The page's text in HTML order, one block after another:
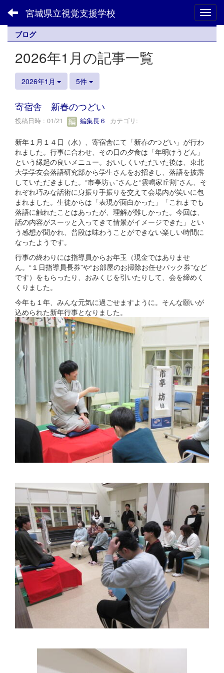
宮城県立視覚支援学校
ブログ
2026年1月の記事一覧
2026年1月 5件
寄宿舎 新春のつどい
投稿日時 : 01/21 編集長６ カテゴリ:
新年１月１４日（水）、寄宿舎にて「新春のつどい」が行わ
れました。行事に合わせ、その日の夕食は「年明けうどん」
という縁起の良いメニュー。おいしくいただいた後は、東北
大学学友会落語研究部から学生さんをお招きし、落語を披露
していただきました。“市亭坊ぃ”さんと“雲鳴家丘割”さん、そ
れぞれ巧みな話術に身振り手振りを交えて会場内が笑いに包
まれました。生徒からは「表現が面白かった」「これまでも
落語に触れたことはあったが、理解が難しかった。今回は、
話の内容がスーッと入ってきて情景がイメージできた」とい
う感想が聞かれ、普段は味わうことができない楽しい時間に
なったようです。
行事の終わりには指導員からお年玉（現金ではありませ
ん。“１日指導員長券”や“お部屋のお掃除お任せパック券”など
です）をもらったり、おみくじを引いたりして、会を締めく
くりました。
今年も１年、みんな元気に過ごせますように。そんな願いが
込められた新年行事となりました。